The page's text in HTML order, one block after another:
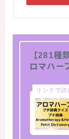
【281種
ロマハー
リンクで